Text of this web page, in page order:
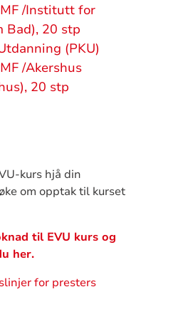
/Institutt for
Bad), 20 stp
(PKU)
/Akershus
20 stp
kurs hjå din
om opptak til kurset
til EVU kurs og
her.
for presters